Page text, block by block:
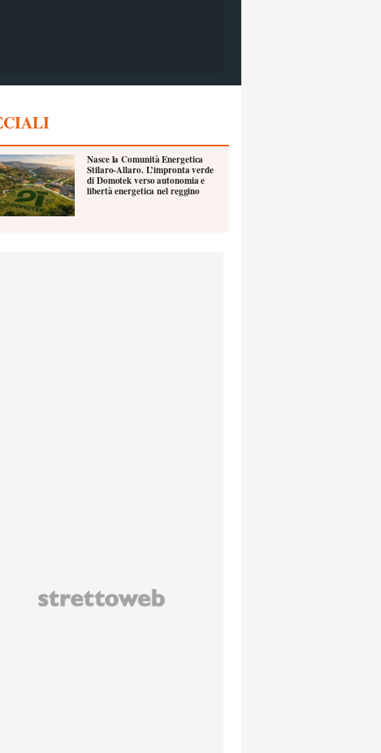
Nasce la Comunità Energetica
Stilaro-Allaro. L’impronta verde
di Domotek verso autonomia e
libertà energetica nel reggino